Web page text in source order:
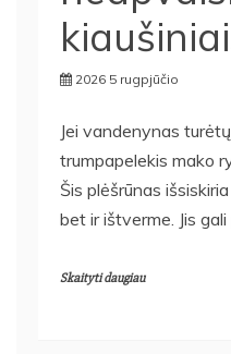
2026 5 rugpjūčio
Jei vandenynas
trumpapelekis mako
Šis plėšrūnas
bet ir ištverme. Jis
Skaityti daugiau